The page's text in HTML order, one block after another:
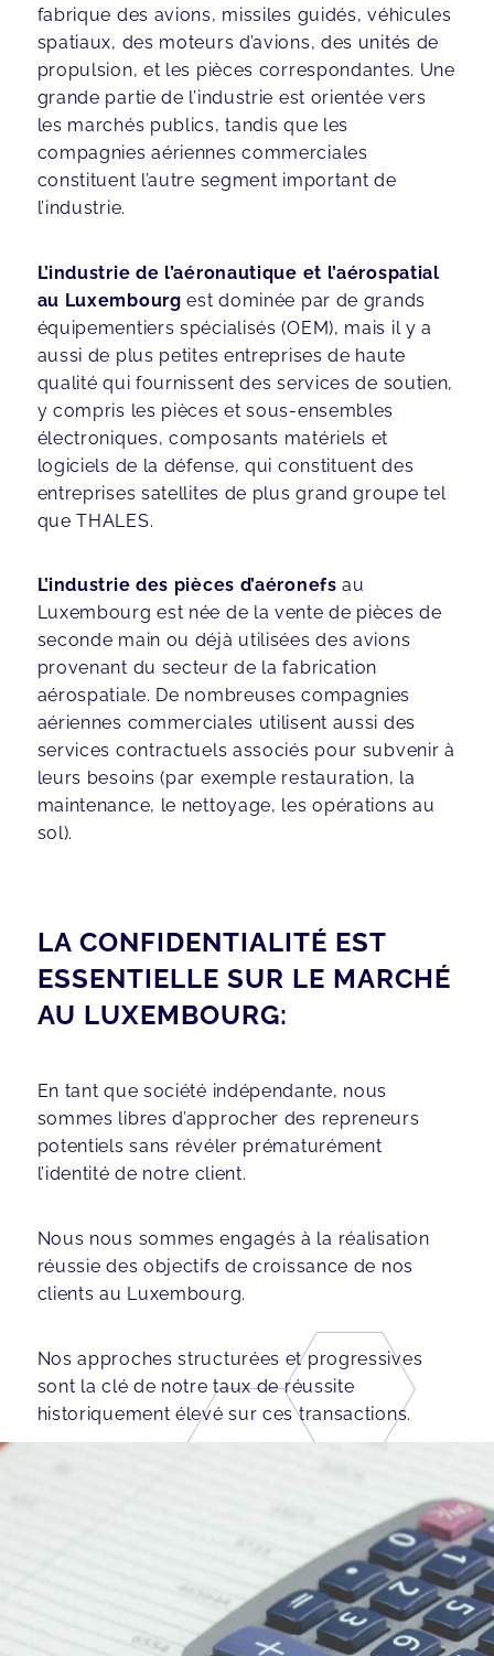
fabrique des avions, missiles guidés, véhicules
spatiaux, des moteurs d’avions, des unités de
propulsion, et les pièces correspondantes. Une
grande partie de l’industrie est orientée vers
les marchés publics, tandis que les
compagnies aériennes commerciales
constituent l’autre segment important de
l’industrie.
L’industrie de l’aéronautique et l’aérospatial
au Luxembourg est dominée par de grands
équipementiers spécialisés (OEM), mais il y a
aussi de plus petites entreprises de haute
qualité qui fournissent des services de soutien,
y compris les pièces et sous-ensembles
électroniques, composants matériels et
logiciels de la défense, qui constituent des
entreprises satellites de plus grand groupe tel
que THALES.
L’industrie des pièces d’aéronefs au
Luxembourg est née de la vente de pièces de
seconde main ou déjà utilisées des avions
provenant du secteur de la fabrication
aérospatiale. De nombreuses compagnies
aériennes commerciales utilisent aussi des
services contractuels associés pour subvenir à
leurs besoins (par exemple restauration, la
maintenance, le nettoyage, les opérations au
sol).
LA CONFIDENTIALITÉ EST
ESSENTIELLE SUR LE MARCHÉ
AU LUXEMBOURG:
En tant que société indépendante, nous
sommes libres d’approcher des repreneurs
potentiels sans révéler prématurément
l’identité de notre client.
Nous nous sommes engagés à la réalisation
réussie des objectifs de croissance de nos
clients au Luxembourg.
Nos approches structurées et progressives
sont la clé de notre taux de réussite
historiquement élevé sur ces transactions.